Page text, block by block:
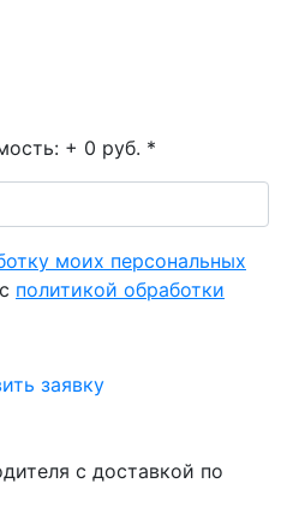
+ 0 руб. *
моих персональных
политикой обработки
заявку
с доставкой по